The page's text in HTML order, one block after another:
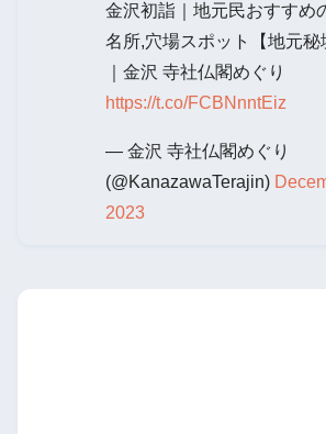
金沢初詣｜地元民おすすめ
名所,穴場スポット【地元秘
｜金沢 寺社仏閣めぐり
https://t.co/FCBNnntEiz
— 金沢 寺社仏閣めぐり
(@KanazawaTerajin)
2023